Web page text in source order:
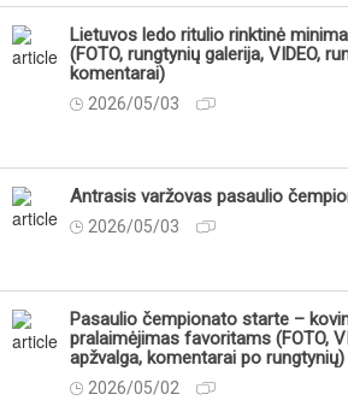
Lietuvos ledo ritulio rinktinė
(FOTO, rungtynių galerija, VIDEO,
komentarai)
2026/05/03
Antrasis varžovas pasaulio
2026/05/03
Pasaulio čempionato starte –
pralaimėjimas favoritams (FOTO,
apžvalga, komentarai po rungtynių)
2026/05/02